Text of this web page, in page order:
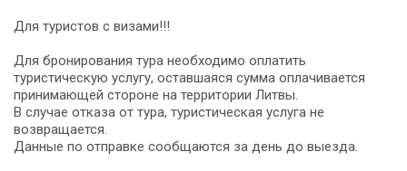
Для туристов с визами!!!
Для бронирования тура необходимо оплатить
туристическую услугу, оставшаяся сумма оплачивается
принимающей стороне на территории Литвы.
В случае отказа от тура, туристическая услуга не
возвращается.
Данные по отправке сообщаются за день до выезда.